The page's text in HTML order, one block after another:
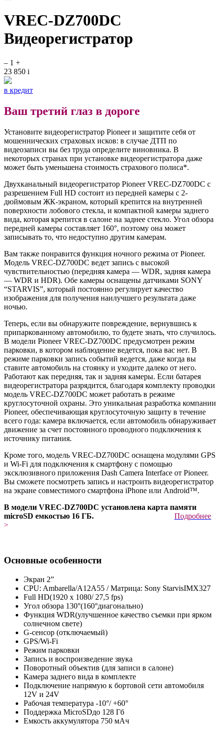
VREC-DZ700DC
Видеорегистратор
– 1 +
23 850 i
в кредит
Ваш третий глаз в дороге
Установите видеорегистратор Pioneer и защитите себя от
мошеннических страховых исков: в случае ДТП по
видеозаписи вы без труда определите виновника. В
некоторых странах при установке видеорегистратора даже
может быть уменьшена стоимость страхового полиса*.
Двухканальный видеорегистратор Pioneer VREC-DZ700DC с
разрешением Full HD состоит из передней камеры с 2-
дюймовым ЖК-экраном, который крепится на внутренней
поверхности лобового стекла, и компактной камеры заднего
вида, которая крепится в салоне на заднее стекло. Угол обзора
передней камеры составляет 160°, поэтому она может
записывать то, что недоступно другим камерам.
Вам также понравится функция ночного режима от Pioneer.
Модель VREC-DZ700DC ведет запись с высокой
чувствительностью (передняя камера — WDR, задняя камера
— WDR и HDR). Обе камеры оснащены датчиками SONY
“STARVIS”, который постоянно регулирует качество
изображения для получения наилучшего результата даже
ночью.
Теперь, если вы обнаружите повреждение, вернувшись к
припаркованному автомобилю, то будете знать, что случилось.
В модели Pioneer VREC-DZ700DC предусмотрен режим
парковки, в котором наблюдение ведется, пока вас нет. В
режиме парковки запись событий ведется, даже когда вы
ставите автомобиль на стоянку и уходите далеко от него.
Работают как передняя, так и задняя камеры. Если батарея
видеорегистратора разрядится, благодаря комплекту проводки
модель VREC-DZ700DC может работать в режиме
круглосуточной охраны. Это уникальная разработка компании
Pioneer, обеспечивающая круглосуточную защиту в течение
всего года: камера включается, если автомобиль обнаруживает
движение за счет постоянного проводного подключения к
источнику питания.
Кроме того, модель VREC-DZ700DC оснащена модулями GPS
и Wi-Fi для подключения к смартфону с помощью
эксклюзивного приложения Dash Camera Interface от Pioneer.
Вы сможете посмотреть запись и настроить видеорегистратор
на экране совместимого смартфона iPhone или Android™.
В модели VREC-DZ700DC установлена карта памяти
microSD емкостью 16 ГБ.
Подробнее
>
Основные особенности
Экран 2”
CPU: Ambarella/A12A55 / Матрица: Sony StarvisIMX327
Full HD(1920 x 1080/ 27,5 fps)
Угол обзора 130°(160°диагонально)
Функция WDR(улучшенное качество съемки при ярком
солнечном свете)
G-сенсор (отключаемый)
GPS/Wi-Fi
Режим парковки
Запись и воспроизведение звука
Поворотный объектив (для записи в салоне)
Камера заднего вида в комплекте
Подключение напрямую к бортовой сети автомобиля
12V и 24V
Рабочая температура -10°/ +60°
Поддержка MicroSDдо 128 Гб
Емкость аккумулятора 750 мАч